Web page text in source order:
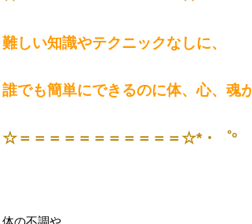
難しい知識やテクニックなしに、
誰でも簡単にできるのに体、心、魂
☆＝＝＝＝＝＝＝＝＝＝＝☆*・゜°